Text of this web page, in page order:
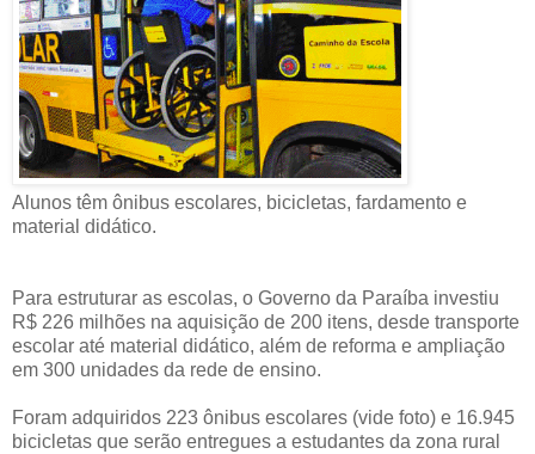
Alunos têm ônibus escolares, bicicletas, fardamento e
material didático.
Para estruturar as escolas, o Governo da Paraíba investiu
R$ 226 milhões na aquisição de 200 itens, desde transporte
escolar até material didático, além de reforma e ampliação
em 300 unidades da rede de ensino.
Foram adquiridos 223 ônibus escolares (vide foto) e 16.945
bicicletas que serão entregues a estudantes da zona rural